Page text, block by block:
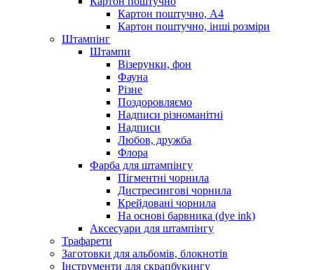
Картон поштучно, А4
Картон поштучно, інші розміри
Штампінг
Штампи
Візерунки, фон
Фауна
Різне
Поздоровляємо
Надписи різноманітні
Надписи
Любов, дружба
Флора
Фарба для штампінгу
Пігментні чорнила
Дистресингові чорнила
Крейдовані чорнила
На основі барвника (dye ink)
Аксесуари для штампінгу
Трафарети
Заготовки для альбомів, блокнотів
Інструменти для скрапбукингу